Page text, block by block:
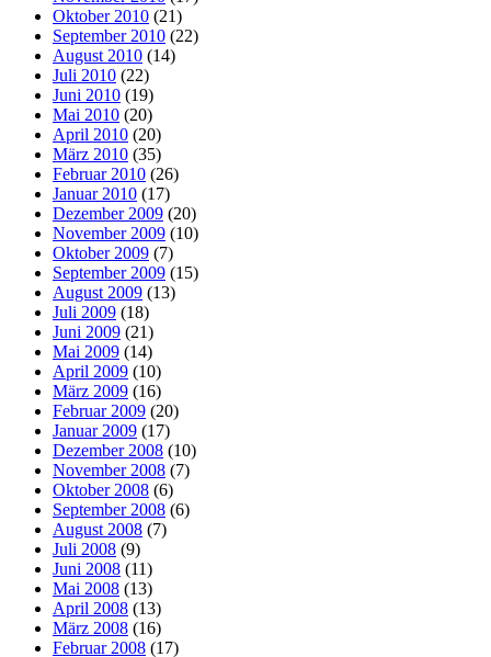
Oktober 2010 (21)
September 2010 (22)
August 2010 (14)
Juli 2010 (22)
Juni 2010 (19)
Mai 2010 (20)
April 2010 (20)
März 2010 (35)
Februar 2010 (26)
Januar 2010 (17)
Dezember 2009 (20)
November 2009 (10)
Oktober 2009 (7)
September 2009 (15)
August 2009 (13)
Juli 2009 (18)
Juni 2009 (21)
Mai 2009 (14)
April 2009 (10)
März 2009 (16)
Februar 2009 (20)
Januar 2009 (17)
Dezember 2008 (10)
November 2008 (7)
Oktober 2008 (6)
September 2008 (6)
August 2008 (7)
Juli 2008 (9)
Juni 2008 (11)
Mai 2008 (13)
April 2008 (13)
März 2008 (16)
Februar 2008 (17)